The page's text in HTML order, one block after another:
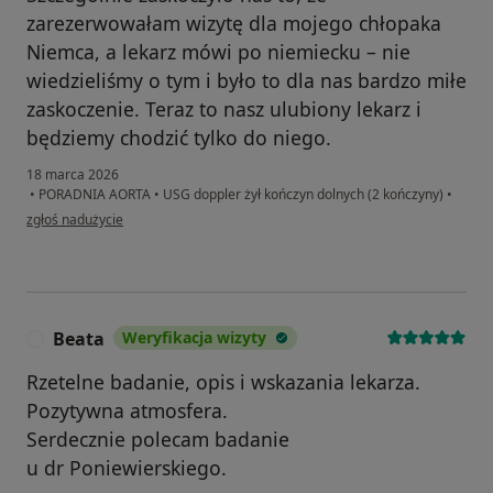
zarezerwowałam wizytę dla mojego chłopaka
Niemca, a lekarz mówi po niemiecku – nie
wiedzieliśmy o tym i było to dla nas bardzo miłe
zaskoczenie. Teraz to nasz ulubiony lekarz i
będziemy chodzić tylko do niego.
18 marca 2026
• PORADNIA AORTA • USG doppler żył kończyn dolnych (2 kończyny) •
w opinii użytkownika Marharyta
zgłoś nadużycie
Beata Weryfikacja wizyty
Rzetelne badanie, opis i wskazania lekarza.
Pozytywna atmosfera.
Serdecznie polecam badanie
u dr Poniewierskiego.